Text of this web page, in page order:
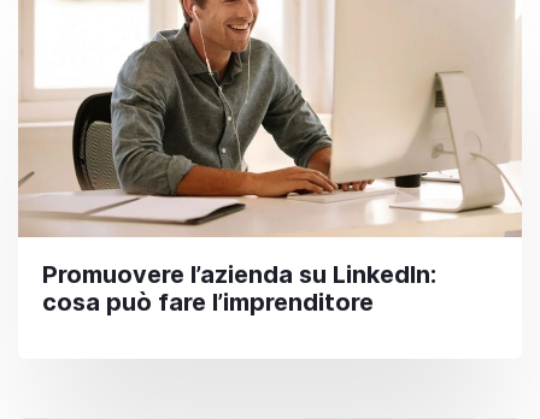
Promuovere l’azienda su LinkedIn:
cosa può fare l’imprenditore